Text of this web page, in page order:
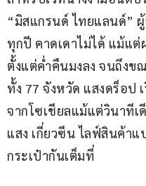
“มิสแกรนด์ ไทยแลนด์”
ทุกปี คาดเดาไม่ได้ แม้แ
ตั้งแต่ค่ำคืนมงลง จนถึง
ทั้ง 77 จังหวัด แสงดร็อป
จากโซเชียลแม้แต่วินาทีเ
แสง เกี่ยวซีน ไลฟ์สินค้าแ
กระเป๋ากันเต็มที่